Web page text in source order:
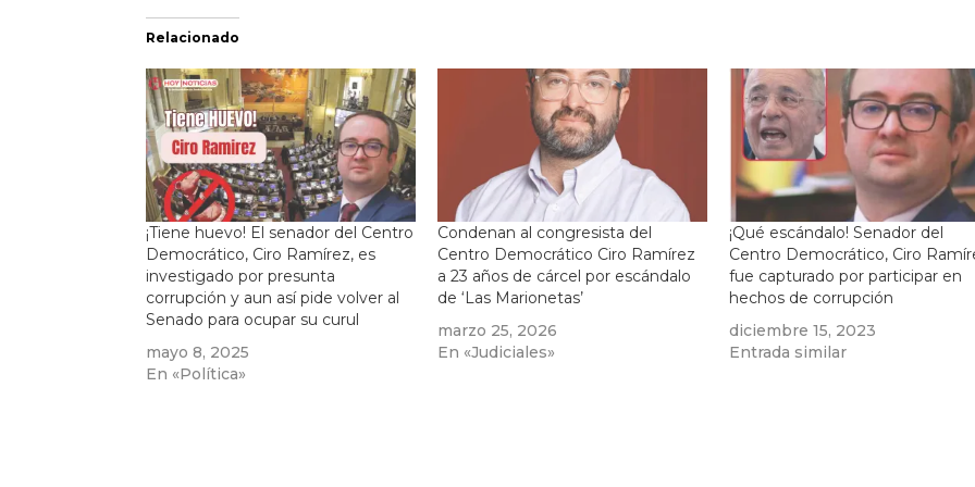
Relacionado
¡Tiene huevo! El senador del Centro
Democrático, Ciro Ramírez, es
investigado por presunta
corrupción y aun así pide volver al
Senado para ocupar su curul
mayo 8, 2025
En «Política»
Condenan al congresista del
Centro Democrático Ciro Ramírez
a 23 años de cárcel por escándalo
de ‘Las Marionetas’
marzo 25, 2026
En «Judiciales»
¡Qué escándalo! Senador del
Centro Democrático, Ciro
fue capturado por participar en
hechos de corrupción
diciembre 15, 2023
Entrada similar